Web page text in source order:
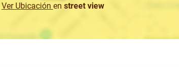
Ver Ubicación en street view